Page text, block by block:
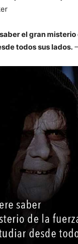
el gran
todos sus lados.